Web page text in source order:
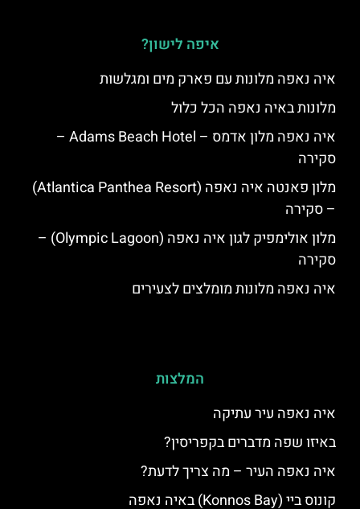
איפה לישון?
איה נאפה מלונות עם פארק מים ומגלשות
מלונות באיה נאפה הכל כלול
איה נאפה מלון אדמס – Adams Beach Hotel –
סקירה
מלון פאנטה איה נאפה (Atlantica Panthea Resort)
– סקירה
מלון אולימפיק לגון איה נאפה (Olympic Lagoon) –
סקירה
איה נאפה מלונות מומלצים לצעירים
המלצות
איה נאפה עיר עתיקה
באיזו שפה מדברים בקפריסין?
איה נאפה העיר – מה צריך לדעת?
קונוס ביי (Konnos Bay) באיה נאפה